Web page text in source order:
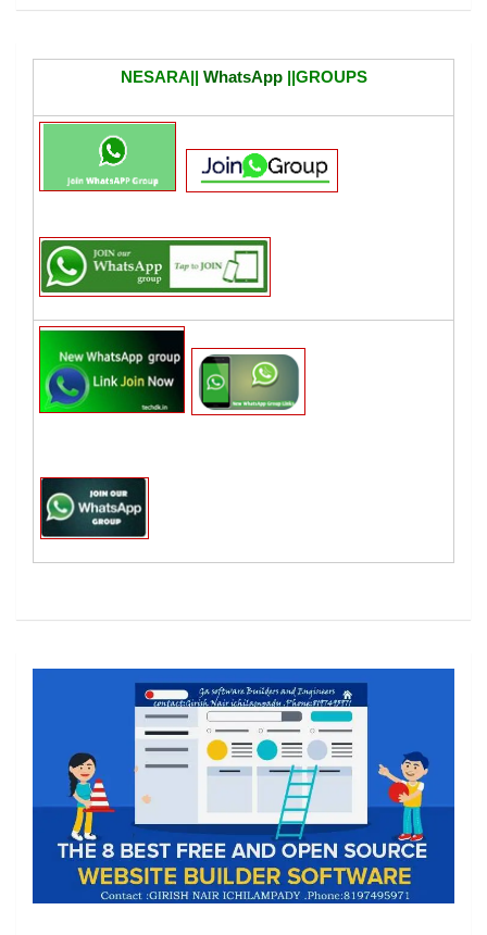
NESARA|| WhatsApp||GROUPS